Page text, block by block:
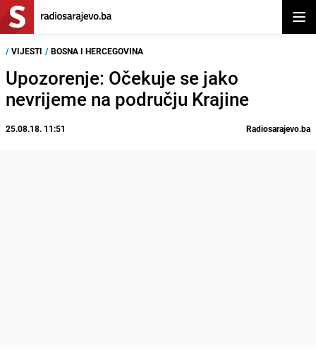
/ VIJESTI / BOSNA I HERCEGOVINA
Upozorenje: Očekuje se jako
nevrijeme na području Krajine
25.08.18. 11:51 Radiosarajevo.ba